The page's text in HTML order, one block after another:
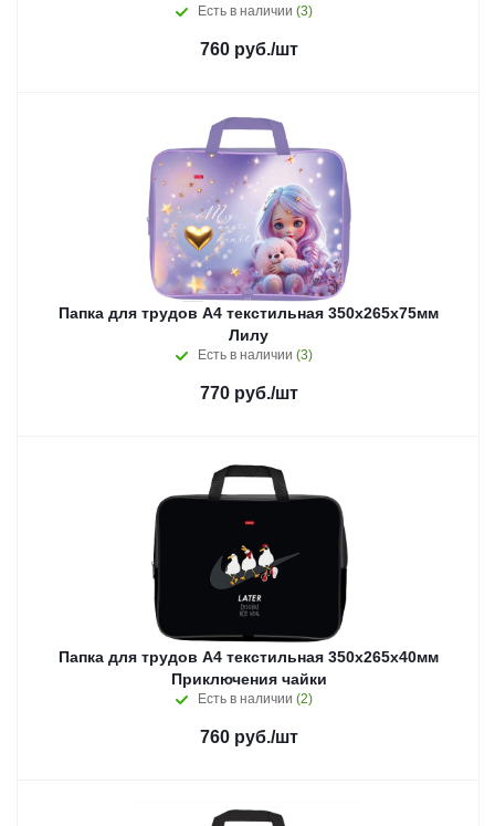
Есть в наличии (3)
760руб./шт
Папка для трудов А4 текстильная 350х265х75мм
Лилу
Есть в наличии (3)
770руб./шт
Папка для трудов А4 текстильная 350х265х40мм
Приключения чайки
Есть в наличии (2)
760руб./шт